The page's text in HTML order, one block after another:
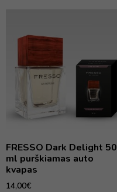
FRESSO Dark Delight 50
ml purškiamas auto
kvapas
14,00€